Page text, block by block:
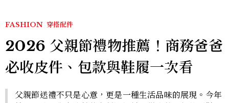
FASHION 穿搭配件
2026 父親節禮物推薦！商務爸爸
必收皮件、包款與鞋履一次看
父親節送禮不只是心意，更是一種生活品味的展現。今年